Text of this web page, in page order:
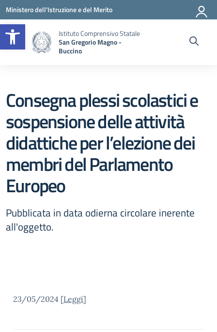
Apri la barra degli strumenti
Vai ai contenuti
Vai al menu di navigazione
Vai al footer
Ministero dell'Istruzione e del Merito
Istituto Comprensivo Statale
San Gregorio Magno -
Buccino
Consegna plessi scolastici e
sospensione delle attività
didattiche per l’elezione dei
membri del Parlamento
Europeo
Pubblicata in data odierna circolare inerente
all'oggetto.
23/05/2024 [Leggi]